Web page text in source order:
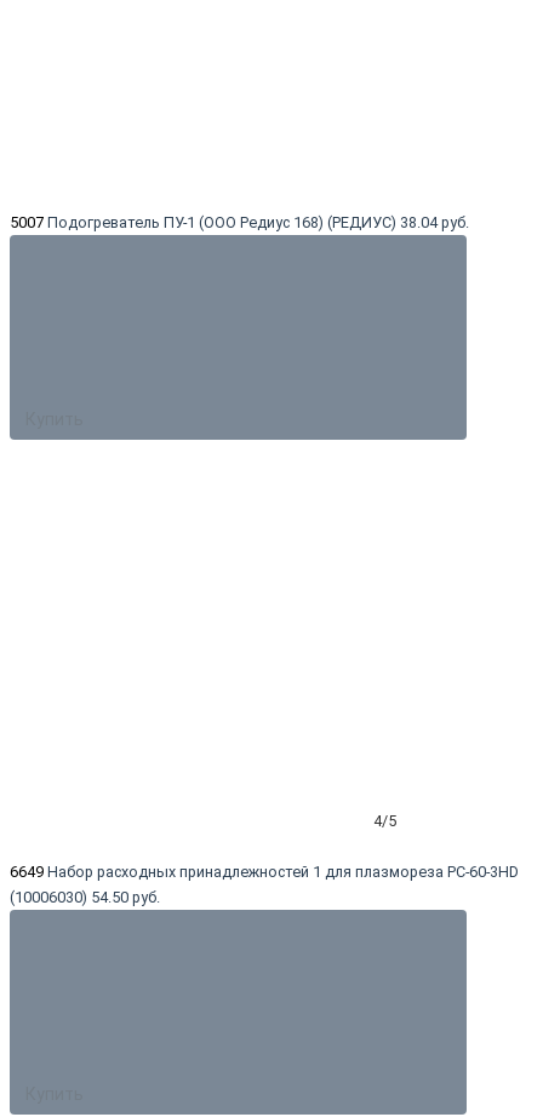
5007 Подогреватель ПУ-1 (ООО Редиус 168) (РЕДИУС) 38.04 руб.
4/5
6649 Набор расходных принадлежностей 1 для плазмореза PC-60-3HD
(10006030) 54.50 руб.